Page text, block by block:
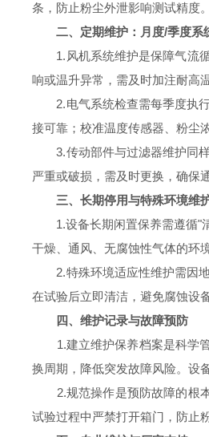
条，防止粉尘外泄影响测试精度
二、定期维护：月度/季度系
1.风机系统维护是保障气流循
响或温升异常，需及时加注耐高
2.电气系统检查需每季度执行
接可靠；校准温度传感器、粉尘
3.传动部件与过滤器维护同样
严重或破损，需及时更换，确保
三、长期停用与特殊环境维
1.设备长期闲置保养需遵循"清
干燥、通风、无腐蚀性气体的环
2.特殊环境适应性维护需因地
在试验后立即清洁，避免腐蚀设
四、维护记录与故障预防
1.建立维护保养档案是科学管
换周期，降低突发故障风险。设
2.规范操作是预防故障的根本
试验过程中严禁打开箱门，防止